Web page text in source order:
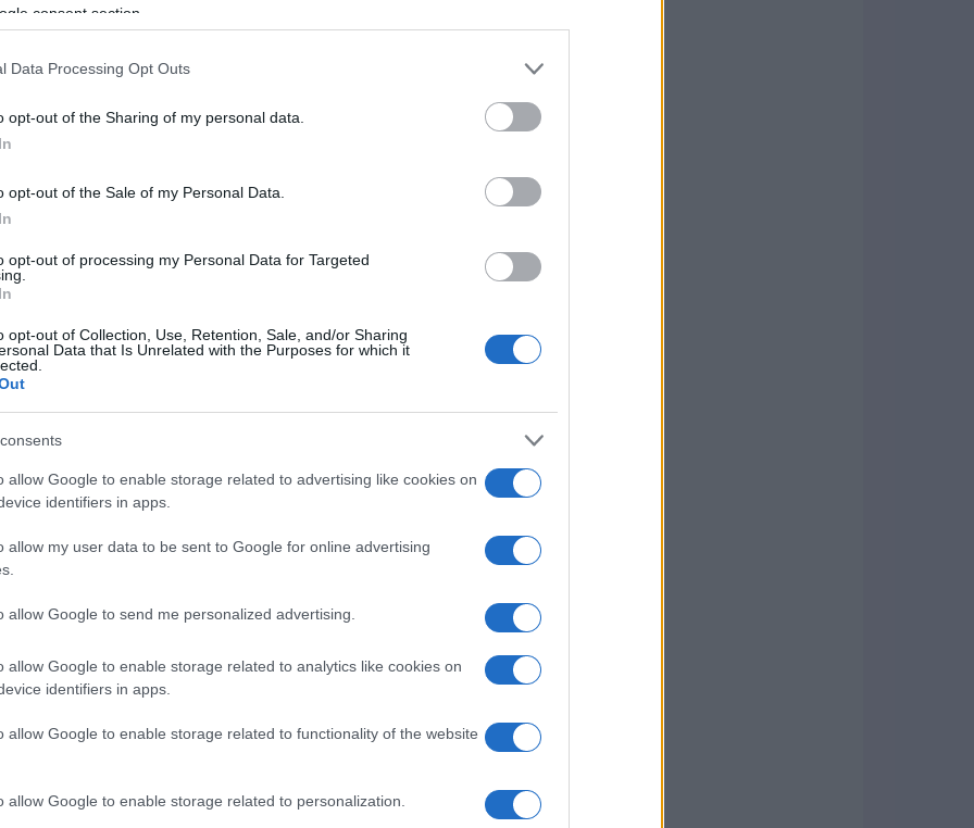
consent section.
Data Processing Opt Outs
opt-out of the Sharing of my personal data.
opt-out of the Sale of my Personal Data.
opt-out of processing my Personal Data for Targeted
opt-out of Collection, Use, Retention, Sale, and/or Sharing
Data that Is Unrelated with the Purposes for which it
allow Google to enable storage related to advertising like cookies on
identifiers in apps.
allow my user data to be sent to Google for online advertising
allow Google to send me personalized advertising.
allow Google to enable storage related to analytics like cookies on
identifiers in apps.
allow Google to enable storage related to functionality of the website
allow Google to enable storage related to personalization.
si erge come una figura controversa, un
l’Impero, ma che ha dovuto
La sua visione della ribellione non si
e sul sacrificio. “Non è la speranza a costruire
afferma. Questo approccio pragmatico lo
lasciando da parte la sua umanità. Ricordo
appassionati di Star Wars, qualcuno ha
della ribellione: una faccia che pochi sono
tenebra. Questo lo rende un personaggio
i suoi valori per un obiettivo che credeva
la manipolazione e il sacrificio di
raggiungere il bene, ogni mezzo è lecito”
in Star Wars: la lotta tra il bene e il